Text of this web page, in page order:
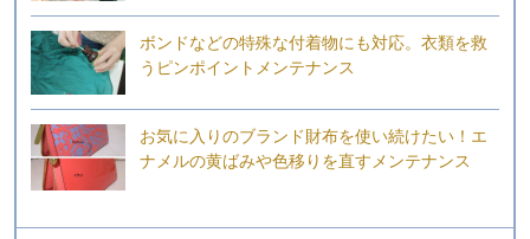
ボンドなどの特殊な付着物にも対応。衣類を救
うピンポイントメンテナンス
お気に入りのブランド財布を使い続けたい！エ
ナメルの黄ばみや色移りを直すメンテナンス